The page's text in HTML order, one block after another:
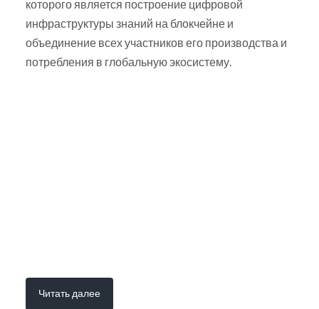
которого является построение цифровой
инфраструктуры знаний на блокчейне и
объединение всех участников его производства и
потребления в глобальную экосистему.
Читать далее